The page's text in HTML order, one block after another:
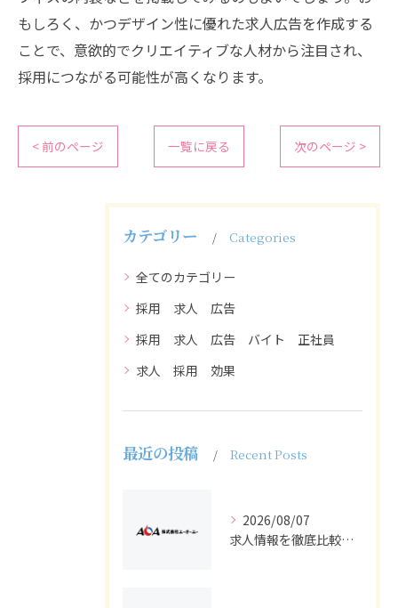
もしろく、かつデザイン性に優れた求人広告を作成する
ことで、意欲的でクリエイティブな人材から注目され、
採用につながる可能性が高くなります。
< 前のページ 一覧に戻る 次のページ >
カテゴリー Categories
全てのカテゴリー
採用 求人 広告
採用 求人 広告 バイト 正社員
求人 採用 効果
最近の投稿 Recent Posts
2026/08/07
求人情報を徹底比較して正社員やバイトを効率よく見つける実践ガイド